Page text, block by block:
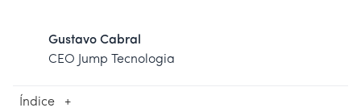
Gustavo Cabral
CEO Jump Tecnologia
Índice +